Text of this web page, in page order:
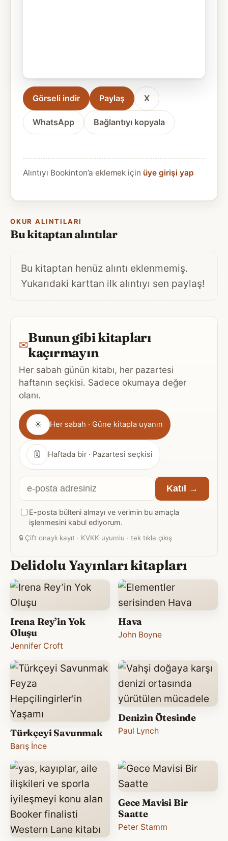
Görseli indir Paylaş X
WhatsApp Bağlantıyı kopyala
Alıntıyı Bookinton’a eklemek için üye girişi yap
OKUR ALINTILARI
Bu kitaptan alıntılar
Bu kitaptan henüz alıntı eklenmemiş.
Yukarıdaki karttan ilk alıntıyı sen paylaş!
✉Bunun gibi kitapları
kaçırmayın
Her sabah günün kitabı, her pazartesi
haftanın seçkisi. Sadece okumaya değer
olanı.
Gönderim
sıklığı
☀ Her sabah · Güne kitapla uyanın
🗓 Haftada bir · Pazartesi seçkisi
E-
posta
adresiniz
Katıl →
E-posta bülteni almayı ve verimin bu amaçla
işlenmesini kabul ediyorum.
🔒 Çift onaylı kayıt · KVKK uyumlu · tek tıkla çıkış
Delidolu Yayınları kitapları
Irena Rey’in Yok
Oluşu
Jennifer Croft
Hava
John Boyne
Türkçeyi Savunmak
Barış İnce
Denizin Ötesinde
Paul Lynch
Gece Mavisi Bir
Saatte
Peter Stamm